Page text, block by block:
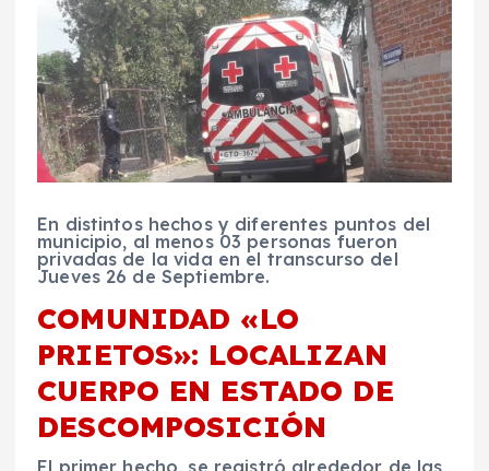
En distintos hechos y diferentes puntos del
municipio, al menos 03 personas fueron
privadas de la vida en el transcurso del
Jueves 26 de Septiembre.
COMUNIDAD «LO
PRIETOS»: LOCALIZAN
CUERPO EN ESTADO DE
DESCOMPOSICIÓN